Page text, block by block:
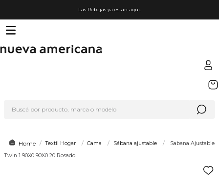
Las Rebajas ya estan aqui.
Textil Hogar Cama Sábana ajustable
Sabana Ajustable
Twin 1 90X0 90X0 20 Rosado
2.
nike
4.
lego
5.
cafetera